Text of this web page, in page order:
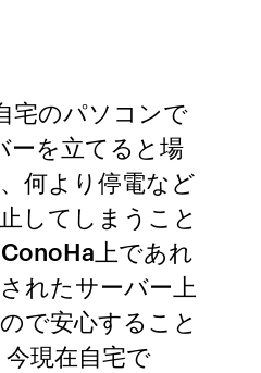
宅のパソコンで
を立てると場
何より停電など
してしまうこと
上であれ
れたサーバー上
で安心すること
現在自宅で